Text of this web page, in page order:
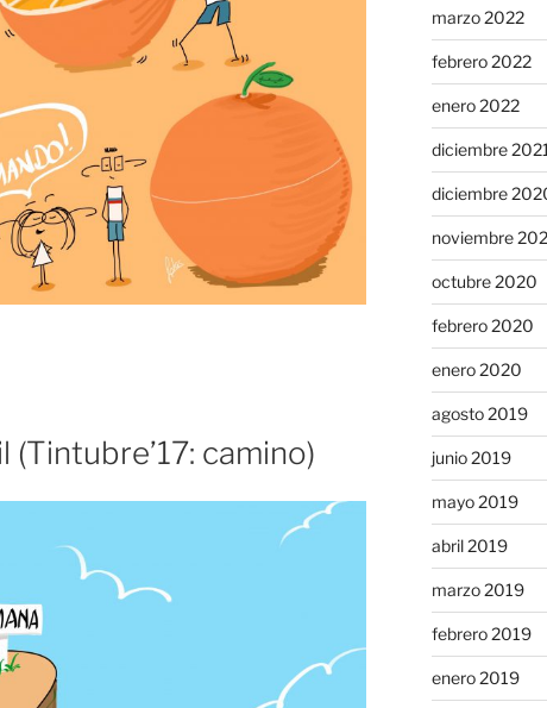
(Tintubre’17: camino)
marzo 2022
febrero 2022
enero 2022
diciembre 2021
diciembre
noviembre
octubre 2020
febrero 2020
enero 2020
agosto 2019
junio 2019
mayo 2019
abril 2019
marzo 2019
febrero 2019
enero 2019